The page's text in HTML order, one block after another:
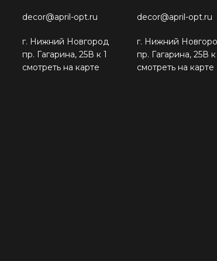
decor@april-opt.ru
г. Нижний Новгород
пр. Гагарина, 25В к 1
смотреть на карте
decor@april-opt.ru
г. Нижний
пр. Гагарина, 25В к
смотреть на карте